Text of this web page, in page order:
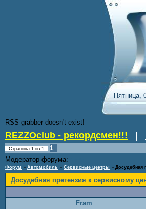
RSS grabber doesn't exist!
REZZOclub - рекордсмен!!!
Страница 1 из 1
1
Модератор форума:
Форум » Автомобиль » Сервисные центры » Досудебная
Досудебная претензия к сервисному
Fram